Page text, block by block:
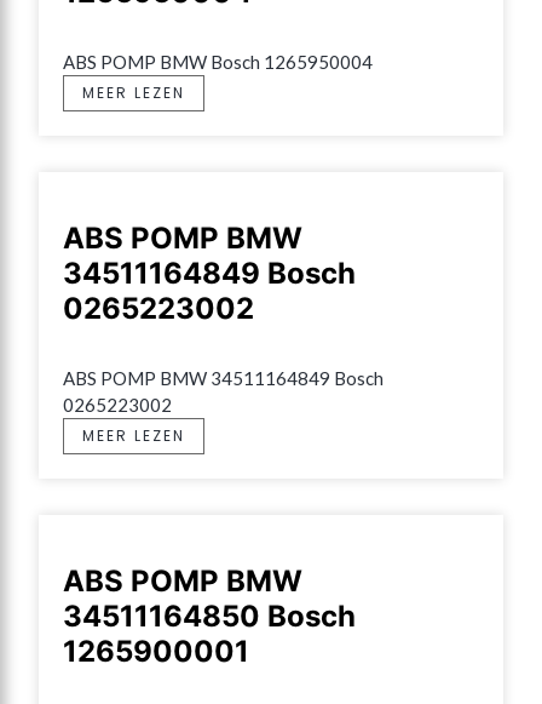
ABS POMP BMW Bosch 1265950004
MEER LEZEN
ABS POMP BMW
34511164849 Bosch
0265223002
ABS POMP BMW 34511164849 Bosch
0265223002
MEER LEZEN
ABS POMP BMW
34511164850 Bosch
1265900001